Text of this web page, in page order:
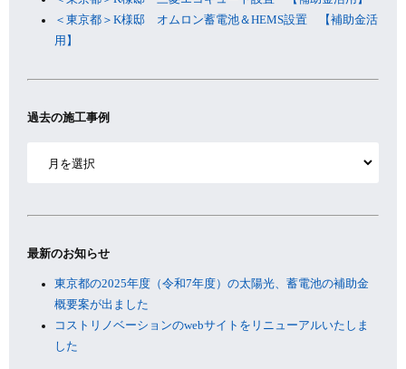
＜東京都＞K様邸 オムロン蓄電池＆HEMS設置 【補助金活
用】
過去の施工事例
最新のお知らせ
東京都の2025年度（令和7年度）の太陽光、蓄電池の補助金
概要案が出ました
コストリノベーションのwebサイトをリニューアルいたしま
した